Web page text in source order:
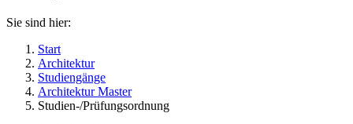
Sie sind hier:
Start
Architektur
Studiengänge
Architektur Master
Studien-/Prüfungsordnung